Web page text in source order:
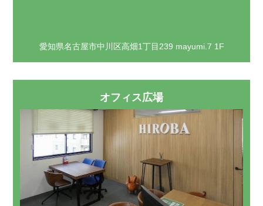
愛知県名古屋市中川区高畑1丁目239 mayumi.7 1F
オフィス広場